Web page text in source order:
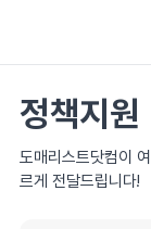
정책지원
도매리스트닷컴이
르게 전달드립니다!